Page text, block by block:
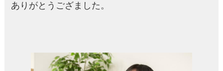
ありがとうござました。